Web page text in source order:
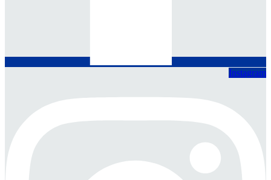
Instagram